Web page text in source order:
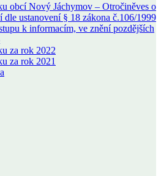
obcí Nový Jáchymov – Otročiněves o
ustanovení § 18 zákona č.106/1999
k informacím, ve znění pozdějších
za rok 2022
za rok 2021